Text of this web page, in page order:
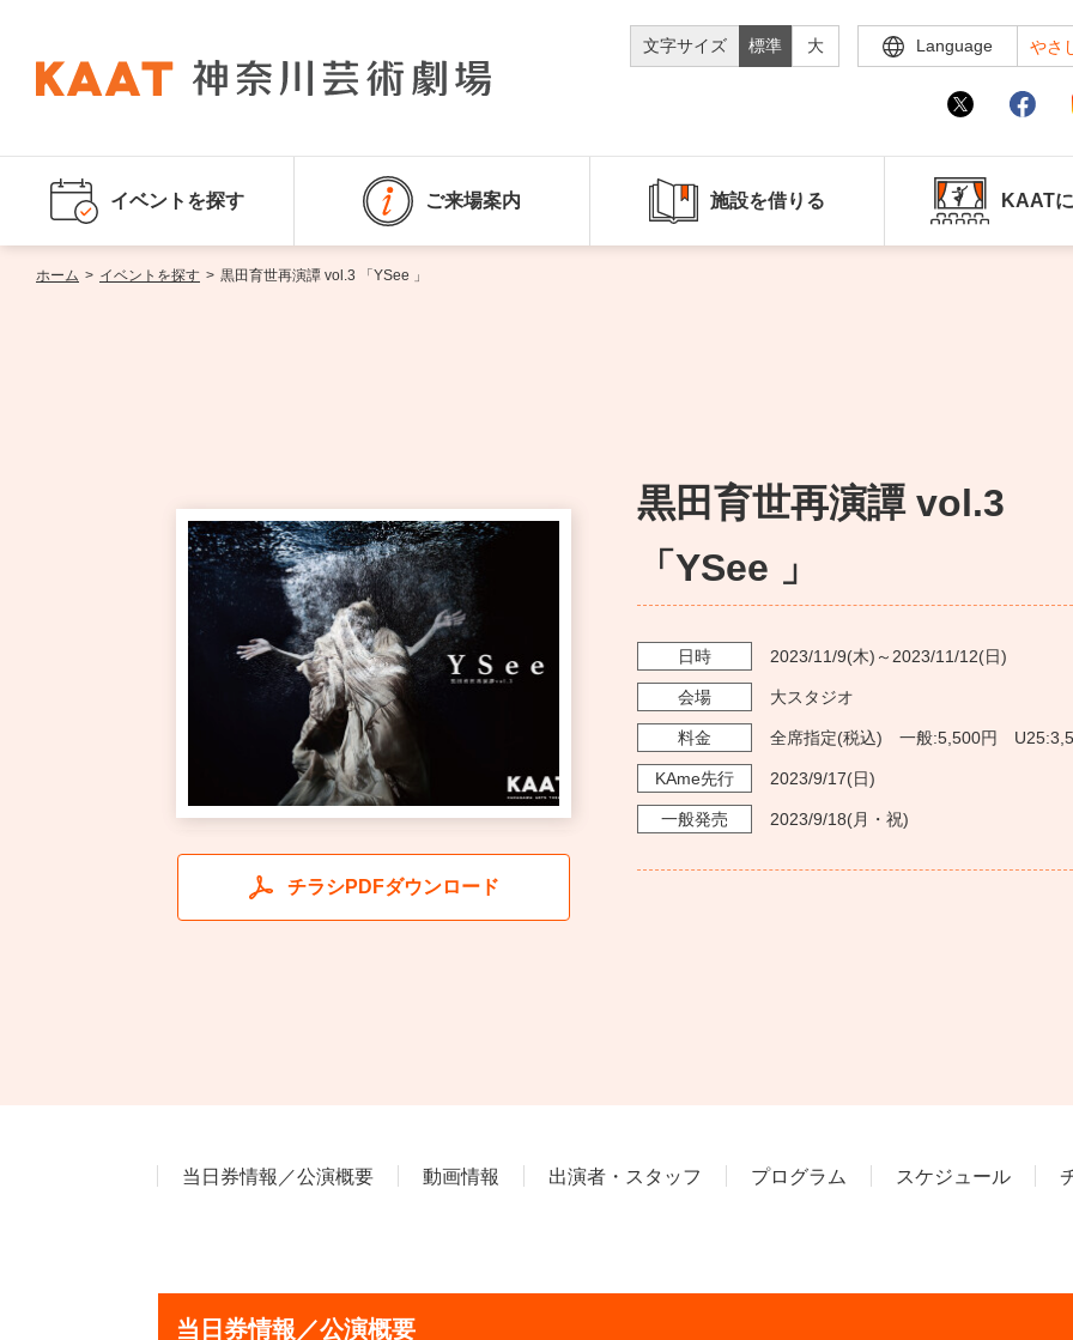
文字サイズ 標準 大 Language やさ
イベントを探す ご来場案内 施設を借りる KAAT
ホーム > イベントを探す > 黒田育世再演譚 vol.3 「YSee 」
チラシPDFダウンロード
黒田育世再演譚 vol.3
「YSee 」
日時 2023/11/9(木)～ 2023/11/12(日)
会場 大スタジオ
料金 全席指定(税込) 一般:5,500円
KAme先行 2023/9/17(日)
一般発売 2023/9/18(月・祝)
当日券情報／公演概要 動画情報 出演者・スタッフ プログラム スケジュール
当日券情報／公演概要